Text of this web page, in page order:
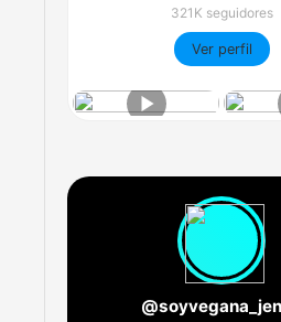
321K seguidores
Ver perfil